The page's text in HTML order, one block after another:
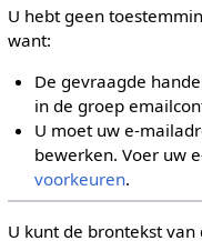
U hebt geen
want:
De gevraagde
in de groep
U moet uw e-
bewerken. Voer uw
voorkeuren.
U kunt de brontekst